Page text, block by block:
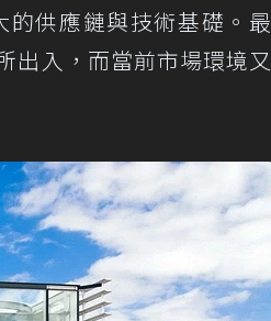
供應鏈與技術基礎。最
出入，而當前市場環境又